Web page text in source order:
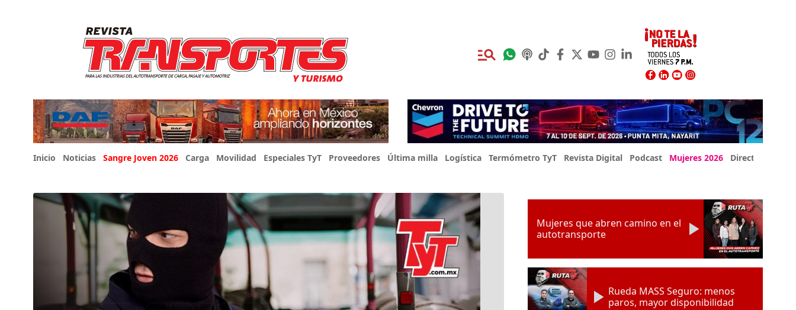
Inicio Noticias Sangre Joven 2026 Carga Movilidad Especiales TyT Proveedores Última milla Logística Termómetro TyT Revista Digital Podcast Mujeres 2026 Directorio Expo
Mujeres que abren camino en el
autotransporte
Rueda MASS Seguro: menos
paros, mayor disponibilidad